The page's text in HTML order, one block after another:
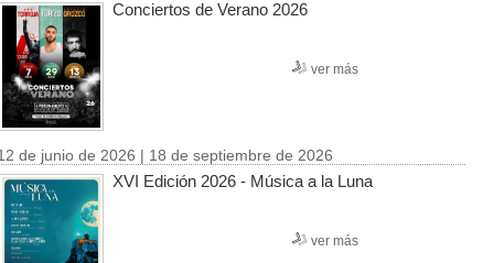
Conciertos de Verano 2026
ver más
de junio de 2026 | 18 de septiembre de 2026
XVI Edición 2026 - Música a la Luna
ver más